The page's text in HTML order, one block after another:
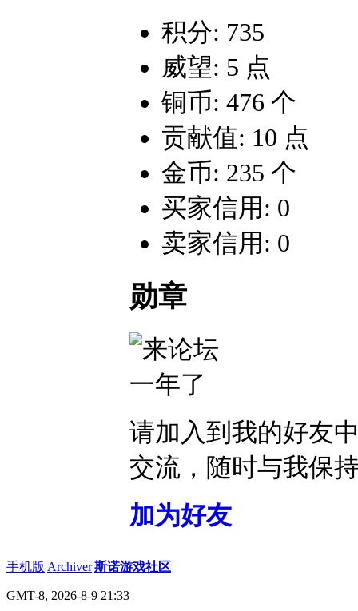
积分: 735
威望: 5 点
铜币: 476 个
贡献值: 10 点
金币: 235 个
买家信用: 0
卖家信用: 0
勋章
请加入到我的好友
交流，随时与我保
加为好友
手机版|Archiver|斯诺游戏社区
GMT-8, 2026-8-9 21:33